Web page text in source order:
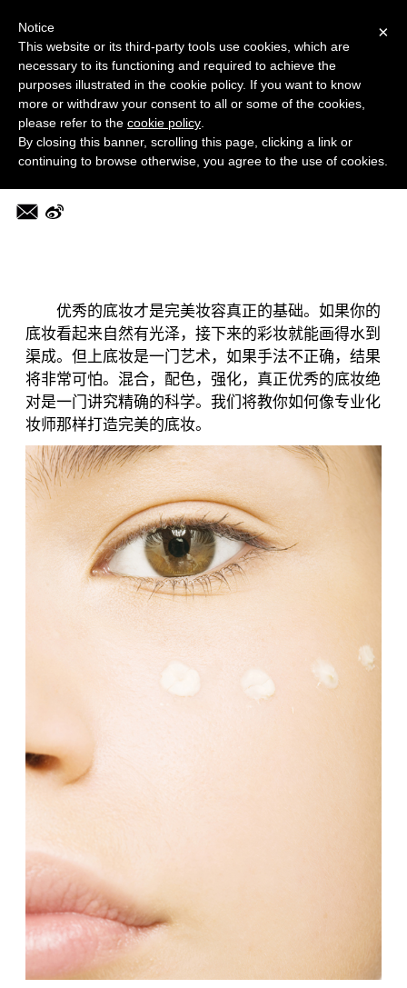
菜单 MORE
美容频道
如何打造完美底妆，看这一篇就够了
2019-02-11 14:29:14
编辑：nami
优秀的底妆才是完美妆容真正的基础。如果你的
底妆看起来自然有光泽，接下来的彩妆就能画得水到
渠成。但上底妆是一门艺术，如果手法不正确，结果
将非常可怕。混合，配色，强化，真正优秀的底妆绝
对是一门讲究精确的科学。我们将教你如何像专业化
妆师那样打造完美的底妆。
×
Notice
This website or its third-party tools use cookies, which are
necessary to its functioning and required to achieve the
purposes illustrated in the cookie policy. If you want to know
more or withdraw your consent to all or some of the cookies,
please refer to the cookie policy
By closing this banner, scrolling this page, clicking a link or
continuing to browse otherwise, you agree to the use of cookies.